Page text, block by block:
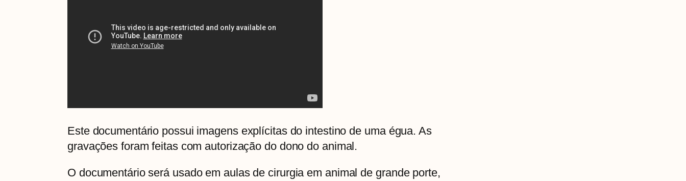
Este documentário possui imagens explícitas do intestino de uma égua. As
gravações foram feitas com autorização do dono do animal.
O documentário será usado em aulas de cirurgia em animal de grande porte,